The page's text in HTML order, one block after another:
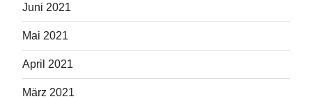
Juni 2021
Mai 2021
April 2021
März 2021